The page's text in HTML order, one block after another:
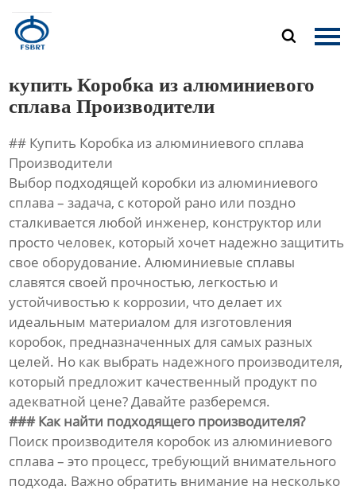

Главная
Новости
Контакты
купить Коробка из алюминиевого
сплава Производители
## Купить Коробка из алюминиевого сплава
Производители
Выбор подходящей коробки из алюминиевого
сплава – задача, с которой рано или поздно
сталкивается любой инженер, конструктор или
просто человек, который хочет надежно защитить
свое оборудование. Алюминиевые сплавы
славятся своей прочностью, легкостью и
устойчивостью к коррозии, что делает их
идеальным материалом для изготовления
коробок, предназначенных для самых разных
целей. Но как выбрать надежного производителя,
который предложит качественный продукт по
адекватной цене? Давайте разберемся.
### Как найти подходящего производителя?
Поиск производителя коробок из алюминиевого
сплава – это процесс, требующий внимательного
подхода. Важно обратить внимание на несколько